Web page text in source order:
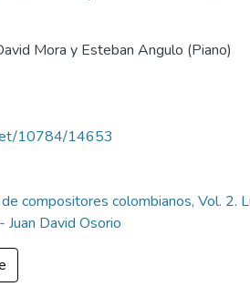
Mora y Esteban Angulo (Piano)
10784/14653
compositores colombianos, Vol. 2.
David Osorio